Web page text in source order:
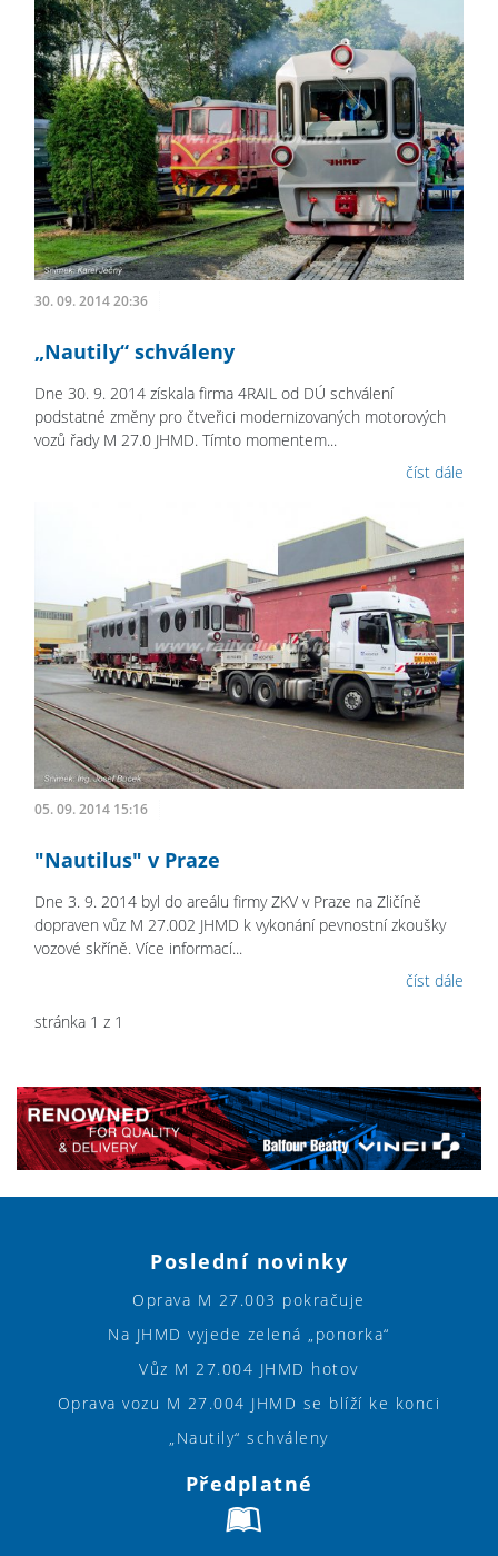
30. 09. 2014 20:36
„Nautily“ schváleny
Dne 30. 9. 2014 získala firma 4RAIL od DÚ schválení
podstatné změny pro čtveřici modernizovaných motorových
vozů řady M 27.0 JHMD. Tímto momentem...
číst dále
05. 09. 2014 15:16
"Nautilus" v Praze
Dne 3. 9. 2014 byl do areálu firmy ZKV v Praze na Zličíně
dopraven vůz M 27.002 JHMD k vykonání pevnostní zkoušky
vozové skříně. Více informací...
číst dále
stránka 1 z 1
Poslední novinky
Oprava M 27.003 pokračuje
Na JHMD vyjede zelená „ponorka“
Vůz M 27.004 JHMD hotov
Oprava vozu M 27.004 JHMD se blíží ke konci
„Nautily“ schváleny
Předplatné